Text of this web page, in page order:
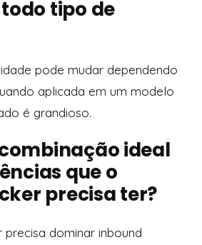
tipo de
pode mudar dependendo
aplicada em um modelo
é grandioso.
ideal
que o
precisa ter?
dominar inbound